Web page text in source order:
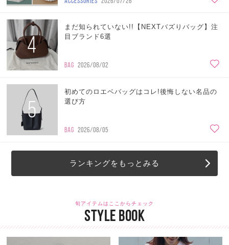
4
まだ知られていない!!【NEXTバズりバッグ】注
目ブランド6選
BAG 2026/08/02
5
初めてのロエベバッグはコレ!後悔しない名品の
選び方
BAG 2026/08/05
ランキングをもっとみる
旬アイテムはここからチェック
STYLE BOOK